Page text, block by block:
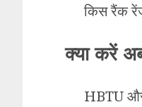
किस रैंक
क्या करें
HBTU और